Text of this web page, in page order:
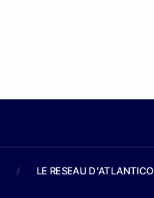
/ LE RESEAU D'ATLANTICO